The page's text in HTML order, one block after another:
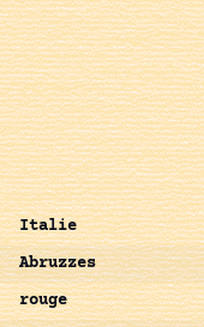
Italie
Abruzzes
rouge